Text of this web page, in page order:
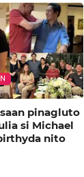
pinagluto
si Michael
nito